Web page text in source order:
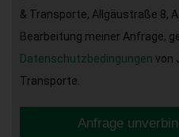
& Transporte, Allgäustraße 8,
Bearbeitung meiner Anfrage,
Datenschutzbedingungen von
Transporte.
Anfrage